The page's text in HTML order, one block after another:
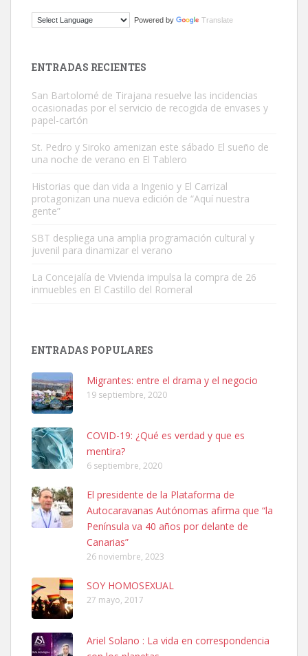
El ayuntamiento se va a llevar a Los Gatos callejeros de la zona los
Este gato macho ha aparecido en la calle hace menos de un mes,
es muy manso y extremadamente cari...
Leales.org » Gran Canaria
Leales.org » Gran Canaria
SHIBA PERDIDO AVDA JOSE MESA Y LOPEZ
PERRO MACHO RAZA SHIBA CON MICROCHIP PERDIDO HOY
06/07/2025 ZONA MESA Y LOPEZ. ES MUY ASUSTADIZO
Leales.org » Gran Canaria
6.7.2025
Ninfa perdida
Powered by Translate
ENTRADAS RECIENTES
San Bartolomé de Tirajana resuelve las incidencias
ocasionadas por el servicio de recogida de envases y
papel-cartón
St. Pedro y Siroko amenizan este sábado El sueño de
una noche de verano en El Tablero
Historias que dan vida a Ingenio y El Carrizal
protagonizan una nueva edición de “Aquí nuestra
gente”
SBT despliega una amplia programación cultural y
juvenil para dinamizar el verano
La Concejalía de Vivienda impulsa la compra de 26
inmuebles en El Castillo del Romeral
ENTRADAS POPULARES
Migrantes: entre el drama y el negocio
19 septiembre, 2020
COVID-19: ¿Qué es verdad y que es
mentira?
6 septiembre, 2020
El presidente de la Plataforma de
Autocaravanas Autónomas afirma que “la
Península va 40 años por delante de
Canarias”
26 noviembre, 2023
SOY HOMOSEXUAL
27 mayo, 2017
Ariel Solano : La vida en correspondencia